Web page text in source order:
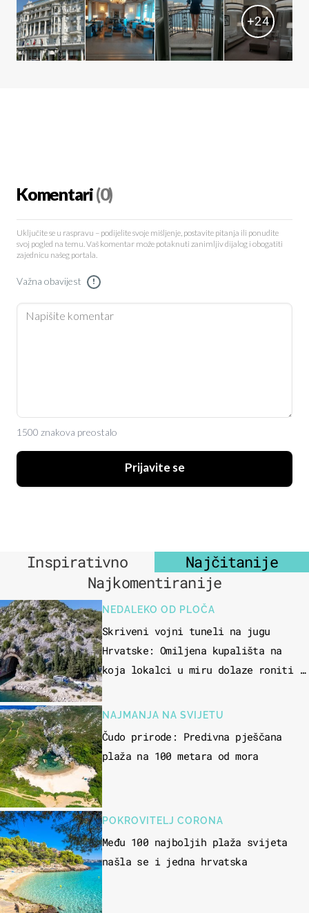
+24
Komentari(0)
Uključite se u raspravu – podijelite svoje mišljenje, postavite pitanja ili ponudite
svoj pogled na temu. Vaš komentar može potaknuti zanimljiv dijalog i obogatiti
zajednicu našeg portala.
Važna obavijest !
1500 znakova preostalo
Prijavite se
Inspirativno
Najčitanije
Najkomentiranije
NEDALEKO OD PLOČA
Skriveni vojni tuneli na jugu
Hrvatske: Omiljena kupališta na
koja lokalci u miru dolaze roniti i
NAJMANJA NA SVIJETU
Čudo prirode: Predivna pješčana
plaža na 100 metara od mora
POKROVITELJ CORONA
Među 100 najboljih plaža svijeta
našla se i jedna hrvatska